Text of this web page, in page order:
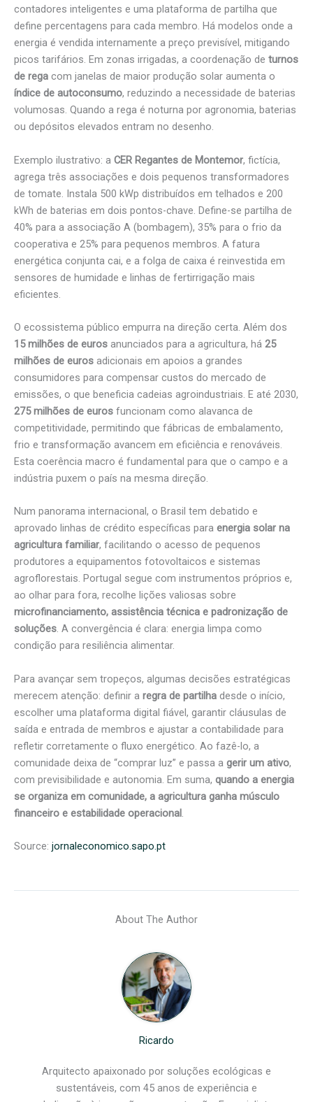
contadores inteligentes e uma plataforma de partilha que
define percentagens para cada membro. Há modelos onde a
energia é vendida internamente a preço previsível, mitigando
picos tarifários. Em zonas irrigadas, a coordenação de turnos
de rega com janelas de maior produção solar aumenta o
índice de autoconsumo, reduzindo a necessidade de baterias
volumosas. Quando a rega é noturna por agronomia, baterias
ou depósitos elevados entram no desenho.
Exemplo ilustrativo: a CER Regantes de Montemor, fictícia,
agrega três associações e dois pequenos transformadores
de tomate. Instala 500 kWp distribuídos em telhados e 200
kWh de baterias em dois pontos-chave. Define-se partilha de
40% para a associação A (bombagem), 35% para o frio da
cooperativa e 25% para pequenos membros. A fatura
energética conjunta cai, e a folga de caixa é reinvestida em
sensores de humidade e linhas de fertirrigação mais
eficientes.
O ecossistema público empurra na direção certa. Além dos
15 milhões de euros anunciados para a agricultura, há 25
milhões de euros adicionais em apoios a grandes
consumidores para compensar custos do mercado de
emissões, o que beneficia cadeias agroindustriais. E até 2030,
275 milhões de euros funcionam como alavanca de
competitividade, permitindo que fábricas de embalamento,
frio e transformação avancem em eficiência e renováveis.
Esta coerência macro é fundamental para que o campo e a
indústria puxem o país na mesma direção.
Num panorama internacional, o Brasil tem debatido e
aprovado linhas de crédito específicas para energia solar na
agricultura familiar, facilitando o acesso de pequenos
produtores a equipamentos fotovoltaicos e sistemas
agroflorestais. Portugal segue com instrumentos próprios e,
ao olhar para fora, recolhe lições valiosas sobre
microfinanciamento, assistência técnica e padronização de
soluções. A convergência é clara: energia limpa como
condição para resiliência alimentar.
Para avançar sem tropeços, algumas decisões estratégicas
merecem atenção: definir a regra de partilha desde o início,
escolher uma plataforma digital fiável, garantir cláusulas de
saída e entrada de membros e ajustar a contabilidade para
refletir corretamente o fluxo energético. Ao fazê-lo, a
comunidade deixa de “comprar luz” e passa a gerir um ativo,
com previsibilidade e autonomia. Em suma, quando a energia
se organiza em comunidade, a agricultura ganha músculo
financeiro e estabilidade operacional
Source: jornaleconomico.sapo.pt
About The Author
Ricardo
Arquitecto apaixonado por soluções ecológicas e
sustentáveis, com 45 anos de experiência e